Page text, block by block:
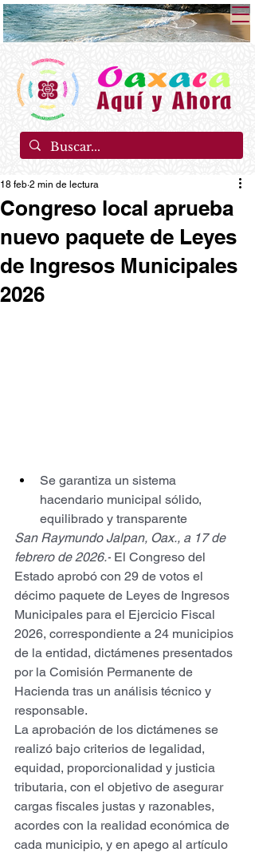
Congreso local aprueba
nuevo paquete de Leyes
de Ingresos Municipales
2026
18 feb 2 min de lectura
Se garantiza un sistema
hacendario municipal sólido,
equilibrado y transparente
San Raymundo Jalpan, Oax., a 17 de
febrero de 2026.- El Congreso del
Estado aprobó con 29 de votos el
décimo paquete de Leyes de Ingresos
Municipales para el Ejercicio Fiscal
2026, correspondiente a 24 municipios
de la entidad, dictámenes presentados
por la Comisión Permanente de
Hacienda tras un análisis técnico y
responsable.
La aprobación de los dictámenes se
realizó bajo criterios de legalidad,
equidad, proporcionalidad y justicia
tributaria, con el objetivo de asegurar
cargas fiscales justas y razonables,
acordes con la realidad económica de
cada municipio, y en apego al artículo